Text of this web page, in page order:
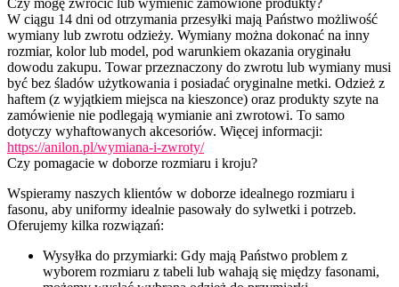
W ciągu 14 dni od otrzymania przesyłki mają Państwo możliwość
wymiany lub zwrotu odzieży. Wymiany można dokonać na inny
rozmiar, kolor lub model, pod warunkiem okazania oryginału
dowodu zakupu. Towar przeznaczony do zwrotu lub wymiany musi
być bez śladów użytkowania i posiadać oryginalne metki. Odzież z
haftem (z wyjątkiem miejsca na kieszonce) oraz produkty szyte na
zamówienie nie podlegają wymianie ani zwrotowi. To samo
dotyczy wyhaftowanych akcesoriów. Więcej informacji:
https://anilon.pl/wymiana-i-zwroty/
Czy pomagacie w doborze rozmiaru i kroju?
Wspieramy naszych klientów w doborze idealnego rozmiaru i
fasonu, aby uniformy idealnie pasowały do sylwetki i potrzeb.
Oferujemy kilka rozwiązań:
Wysyłka do przymiarki: Gdy mają Państwo problem z
wyborem rozmiaru z tabeli lub wahają się między fasonami,